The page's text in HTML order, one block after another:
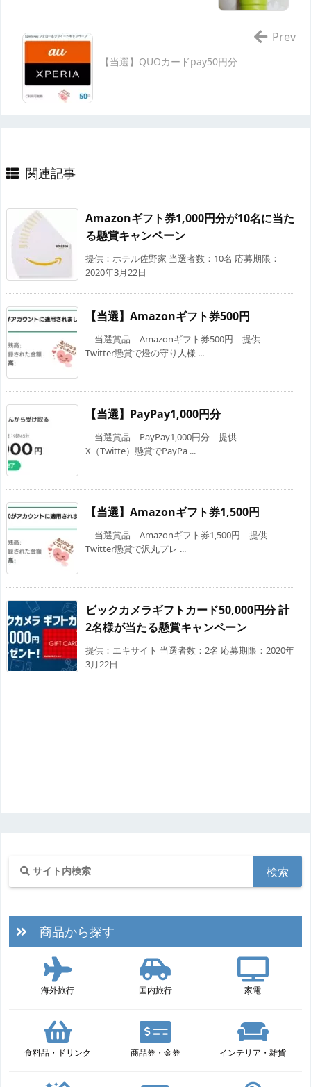
【当選】QUOカードpay50円分
Prev
関連記事
Amazonギフト券1,000円分が10名に当た
る懸賞キャンペーン
提供：ホテル佐野家 当選者数：10名 応募期限：
2020年3月22日
【当選】Amazonギフト券500円
当選賞品 Amazonギフト券500円 提供
Twitter懸賞で燈の守り人様 ...
【当選】PayPay1,000円分
当選賞品 PayPay1,000円分 提供
X（Twitte）懸賞でPayPa ...
【当選】Amazonギフト券1,500円
当選賞品 Amazonギフト券1,500円 提供
Twitter懸賞で沢丸プレ ...
ビックカメラギフトカード50,000円分 計
2名様が当たる懸賞キャンペーン
提供：エキサイト 当選者数：2名 応募期限：2020年
3月22日
商品から探す
海外旅行 国内旅行 家電
食料品・ドリンク 商品券・金券 インテリア・雑貨